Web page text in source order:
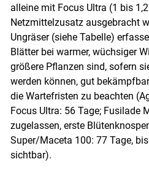
alleine mit Focus Ultra (1 bis
Netzmittelzusatz ausgebracht
Ungräser (siehe Tabelle)
Blätter bei warmer, wüchsiger
größere Pflanzen sind, sofern
werden können, gut
die Wartefristen zu beachten
Focus Ultra: 56 Tage; Fusilade
zugelassen, erste
Super/Maceta 100: 77 Tage,
sichtbar).